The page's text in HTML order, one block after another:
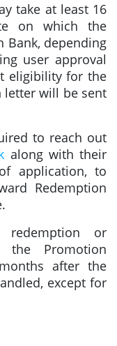
take at least 16
on which the
Bank, depending
user approval
eligibility for the
letter will be sent
to reach out
along with their
application, to
Redemption
redemption or
the Promotion
after the
except for